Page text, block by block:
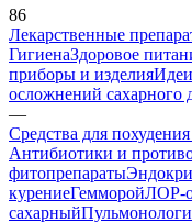
86
Лекарственные
ГигиенаЗдоровое
приборы и изделия
осложнений сахарного
—
Средства для
Антибиотики и
фитопрепараты
курениеГемморойЛОР-
сахарный